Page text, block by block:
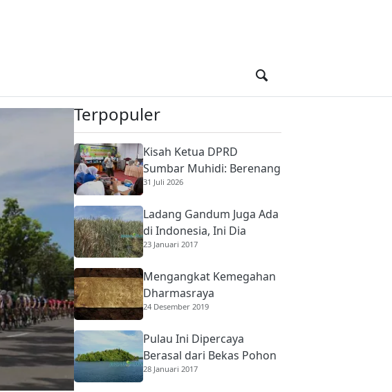
Terpopuler
Kisah Ketua DPRD
Sumbar Muhidi: Berenang
di Sungai Berbuaya Demi
Orang Tua
31 Juli 2026
Ladang Gandum Juga Ada
di Indonesia, Ini Dia
23 Januari 2017
Mengangkat Kemegahan
Dharmasraya
24 Desember 2019
Pulau Ini Dipercaya
Berasal dari Bekas Pohon
Raksasa
28 Januari 2017